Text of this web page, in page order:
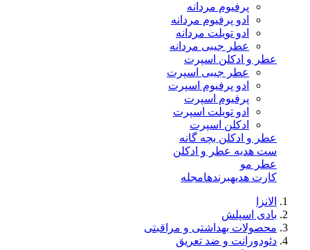
پرفیوم مردانه
ادو پرفیوم مردانه
ادو تویلت مردانه
عطر جیبی مردانه
عطر و ادکلن اسپرت
عطر جیبی اسپرت
ادو پرفیوم اسپرت
پرفیوم اسپرت
ادو تویلت اسپرت
ادکلن اسپرت
عطر و ادکلن بچه گانه
ست هدیه عطر و ادکلن
عطر مو
کارت هدیهبرندهامجله
الانزا
بادی اسپلش
محصولات بهداشتی و مراقبتی
دئودورانت و ضد تعریق